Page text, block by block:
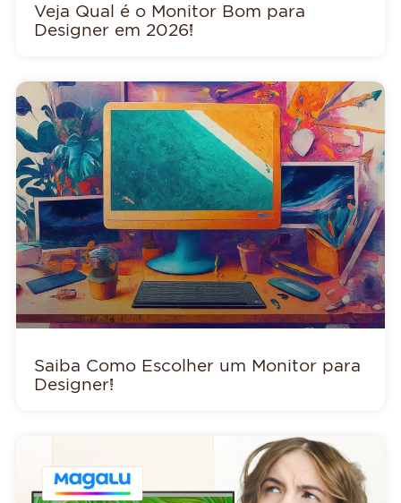
Veja Qual é o Monitor Bom para
Designer em 2026!
Saiba Como Escolher um Monitor para
Designer!